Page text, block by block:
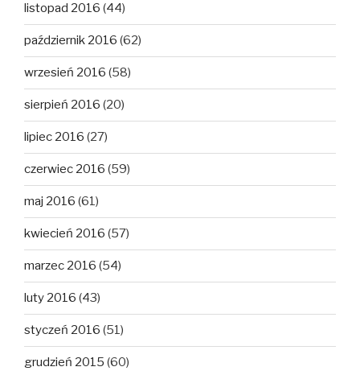
listopad 2016 (44)
październik 2016 (62)
wrzesień 2016 (58)
sierpień 2016 (20)
lipiec 2016 (27)
czerwiec 2016 (59)
maj 2016 (61)
kwiecień 2016 (57)
marzec 2016 (54)
luty 2016 (43)
styczeń 2016 (51)
grudzień 2015 (60)